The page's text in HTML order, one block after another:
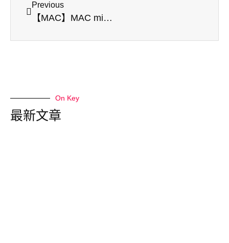
Previous
【MAC】MAC mini M4 | 開箱文 |陸版百億補助價
On Key
最新文章